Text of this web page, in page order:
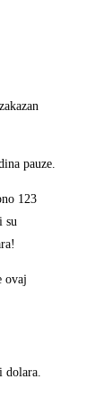
pauze.
123
su
ovaj
dolara.